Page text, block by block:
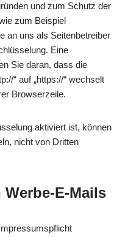
und zum Schutz der
zum Beispiel
an uns als Seitenbetreiber
Eine
Sie daran, dass die
“ auf „https://“ wechselt
Browserzeile.
aktiviert ist, können
nicht von Dritten
E-Mails